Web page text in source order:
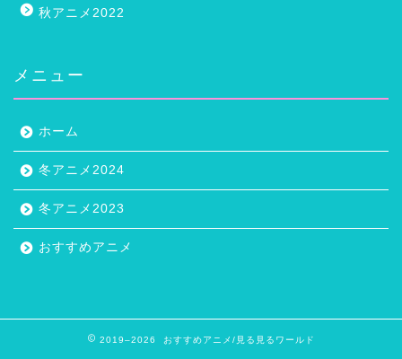
秋アニメ2022
メニュー
ホーム
冬アニメ2024
冬アニメ2023
おすすめアニメ
2019–2026 おすすめアニメ/見る見るワールド